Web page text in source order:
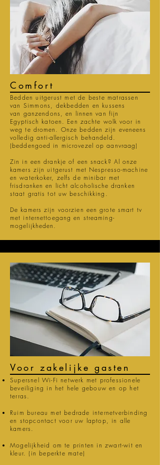
Comfort
Bedden uitgerust met de beste matrassen
van Simmons, dekbedden en kussens
van ganzendons, en linnen van fijn
Egyptisch katoen. Een zachte wolk voor in
weg te dromen. Onze bedden zijn eveneens
vollediganti-allergisch behandeld.
(beddengoed in microvezel op aanvraag)
Zin in een drankje of een snack? Al onze
kamers zijn uitgerust met Nespresso-machine
en waterkoker, zelfs de minibar met
frisdranken en lichtalcoholische dranken
staat gratis tot uw beschikking.
De kamers zijn voorzien een grote smart tv
met internettoegang en streaming-
mogelijkheden.
Voor zakelijke gasten
Supersnel Wi-Fi netwerk met professionele
beveiliging in het hele gebouw en op het
terras.
Ruim bureau met bedrade internetverbinding
en stopcontact voor uw laptop, in alle
kamers.
Mogelijkheid om te printen in zwart-wit en
kleur. (in beperkte mate)